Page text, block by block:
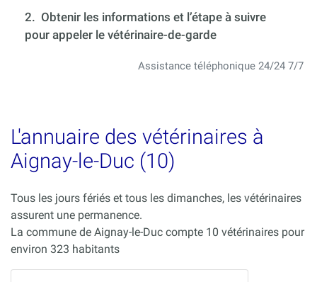
2. Obtenir les informations et l’étape à suivre
pour appeler le vétérinaire-de-garde
Assistance téléphonique 24/24 7/7
L'annuaire des vétérinaires à
Aignay-le-Duc (10)
Tous les jours fériés et tous les dimanches, les vétérinaires
assurent une permanence.
La commune de Aignay-le-Duc compte 10 vétérinaires pour
environ 323 habitants